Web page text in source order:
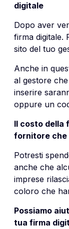
digitale
Dopo aver
firma digitale.
sito del tuo
Anche in
al gestore
inserire
oppure un
Il costo della
fornitore che
Potresti
anche che
imprese
coloro che
Possiamo
tua firma